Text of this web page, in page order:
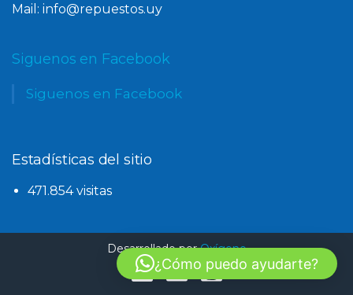
Mail: info@repuestos.uy
Siguenos en Facebook
Siguenos en Facebook
Estadísticas del sitio
471.854 visitas
Desarrollado porOxígeno
¿Cómo puedo ayudarte?